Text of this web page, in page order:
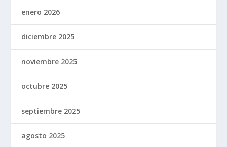
enero 2026
diciembre 2025
noviembre 2025
octubre 2025
septiembre 2025
agosto 2025